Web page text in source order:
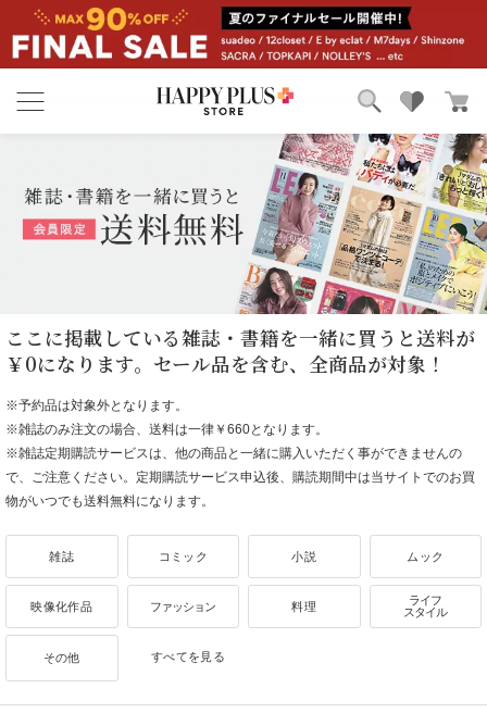
雑誌掲載アイテム
お気に入り
特集
ここに掲載している雑誌・書籍を一緒に買うと送料が
￥0になります。セール品を含む、全商品が対象！
※予約品は対象外となります。
※雑誌のみ注文の場合、送料は一律￥660となります。
※雑誌定期購読サービスは、他の商品と一緒に購入いただく事ができませんの
で、ご注意ください。定期購読サービス申込後、購読期間中は当サイトでのお買
物がいつでも送料無料になります。
雑誌 コミック 小説 ムック
映像化作品 ファッション 料理
ライフ
スタイル
その他 すべてを見る